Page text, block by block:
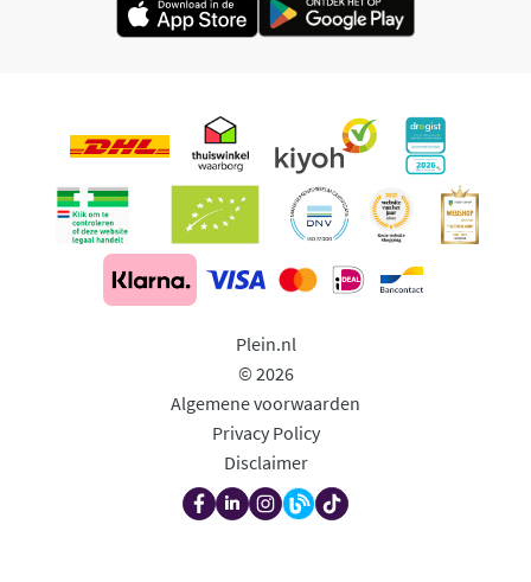
Plein.nl
© 2026
Algemene voorwaarden
Privacy Policy
Disclaimer